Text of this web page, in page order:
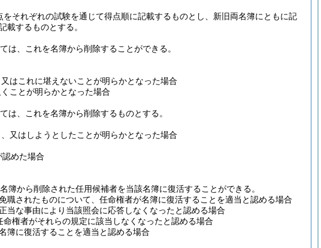
それぞれの試験を通じて得点順に記載するものとし、新旧両名簿にともに記
載するものとする。
は、これを名簿から削除することができる。
はこれに堪えないことが明らかとなった場合
ことが明らかとなった場合
は、これを名簿から削除するものとする。
又はしようとしたことが明らかとなった場合
めた場合
簿から削除された任用候補者を当該名簿に復活することができる。
されたものについて、任命権者が名簿に復活することを適当と認める場合
当な事由により当該照会に応答しなくなったと認める場合
権者がそれらの規定に該当しなくなったと認める場合
簿に復活することを適当と認める場合